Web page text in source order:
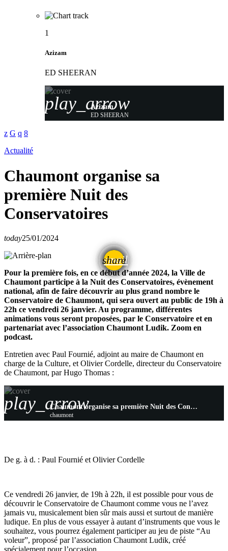
1
Azizam
ED SHEERAN
play_arrow
Azizam
ED SHEERAN
Actualité
Chaumont organise sa
première Nuit des
Conservatoires
today25/01/2024
share
email
Pour la première fois, en ce début d’année 2024, la Ville de
Chaumont participe à la Nuit des Conservatoires, évènement
national, afin de faire découvrir au plus grand nombre le
Conservatoire de Chaumont, qui sera ouvert au public de 19h à
22h ce vendredi 26 janvier. Au programme, différentes
animations vous seront proposées, par le Conservatoire et en
partenariat avec l’association Chaumont Ludik. Zoom en
podcast.
Entretien avec Paul Fournié, adjoint au maire de Chaumont en
charge de la Culture, et Olivier Cordelle, directeur du Conservatoire
de Chaumont, par Hugo Thomas :
play_arrow Chaumont organise sa première Nuit des Conservatoires
chaumont
De g. à d. : Paul Fournié et Olivier Cordelle
Ce vendredi 26 janvier, de 19h à 22h, il est possible pour vous de
découvrir le Conservatoire de Chaumont comme vous ne l’avez
jamais vu, musicalement bien sûr mais aussi et surtout de manière
ludique. En plus de vous essayer à autant d’instruments que vous le
souhaitez, vous pourrez également participer au jeu de piste “Au
voleur”, proposé par l’association Chaumont Ludik, créé